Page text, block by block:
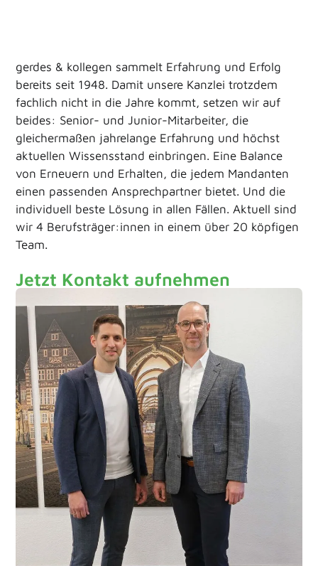
gerdes & kollegen sammelt Erfahrung und Erfolg
bereits seit 1948. Damit unsere Kanzlei trotzdem
fachlich nicht in die Jahre kommt, setzen wir auf
beides: Senior- und Junior-Mitarbeiter, die
gleichermaßen jahrelange Erfahrung und höchst
aktuellen Wissensstand einbringen. Eine Balance
von Erneuern und Erhalten, die jedem Mandanten
einen passenden Ansprechpartner bietet. Und die
individuell beste Lösung in allen Fällen. Aktuell sind
wir 4 Berufsträger:innen in einem über 20 köpfigen
Team.
Jetzt Kontakt aufnehmen